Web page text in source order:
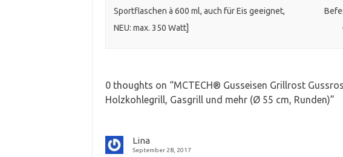
Sportflaschen à 600 ml, auch für Eis geeignet,
NEU: max. 350 Watt]
0 thoughts on “MCTECH® Gusseisen Grillrost
Holzkohlegrill, Gasgrill und mehr (Ø 55 cm, Runden)”
Lina
September 28, 2017